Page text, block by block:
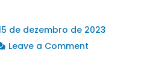
de dezembro de 2023
Leave a Comment